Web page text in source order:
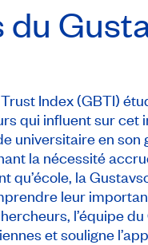
Index (GBTI)
qui influent sur
universitaire en
la nécessité
qu’école, la
leur
l’équipe
et souligne